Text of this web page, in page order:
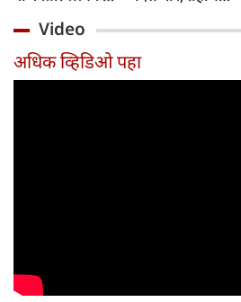
जाणून घ्या
संपतील आणि शुभ
दिवसांची सुरुवात
होईल
Video
अधिक व्हिडिओ पहा